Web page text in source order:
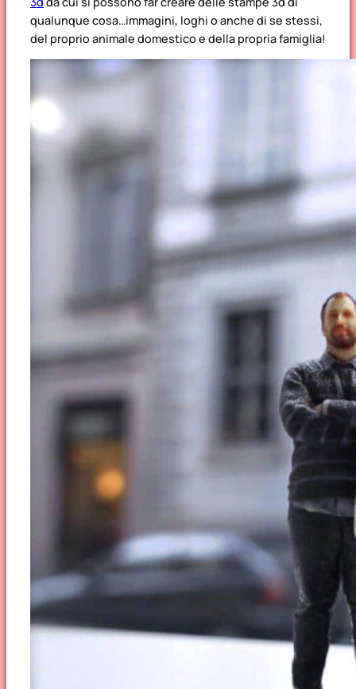
qualunque cosa…immagini, loghi o anche di se stessi,
del proprio animale domestico e della propria famiglia!